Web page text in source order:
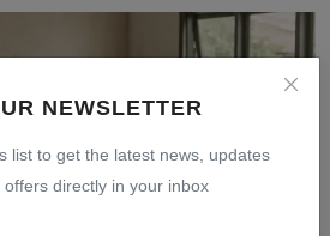
NEWSLETTER
list to get the latest news, updates
offers directly in your inbox